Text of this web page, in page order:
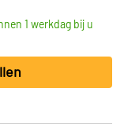
1 werkdag bij u